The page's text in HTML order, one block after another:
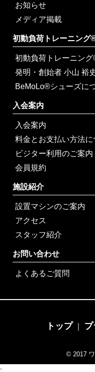
お知らせ
メディア掲載
初動負荷トレーニング
初動負荷トレーニン
発明・創始者 小山 裕
BeMoLo®シューズに
入会案内
入会案内
料金とお支払い方法に
ビジター利用のご案内
会員規約
施設紹介
設置マシンのご案内
アクセス
スタッフ紹介
お問い合わせ
よくあるご質問
トップ｜
© 2017
;